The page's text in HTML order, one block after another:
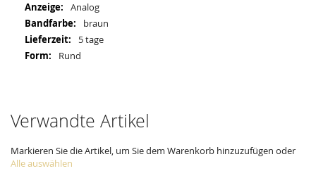
Analog
braun
5 tage
Rund
Verwandte Artikel
Markieren Sie die Artikel, um Sie dem Warenkorb hinzuzufügen oder
Alle auswählen